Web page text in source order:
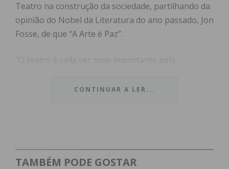
Teatro na construção da sociedade, partilhando da
opinião do Nobel da Literatura do ano passado, Jon
Fosse, de que “A Arte é Paz”.
“O teatro é cada vez mais importante pela
pessoas e menos às tecnologias”, referiu Fernando
tecnologia. O teatro permite-nos um filtro, permite-
CONTINUAR A LER...
TAMBÉM PODE GOSTAR